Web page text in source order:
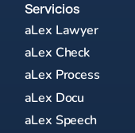
Servicios
aLex Lawyer
aLex Check
aLex Process
aLex Docu
aLex Speech